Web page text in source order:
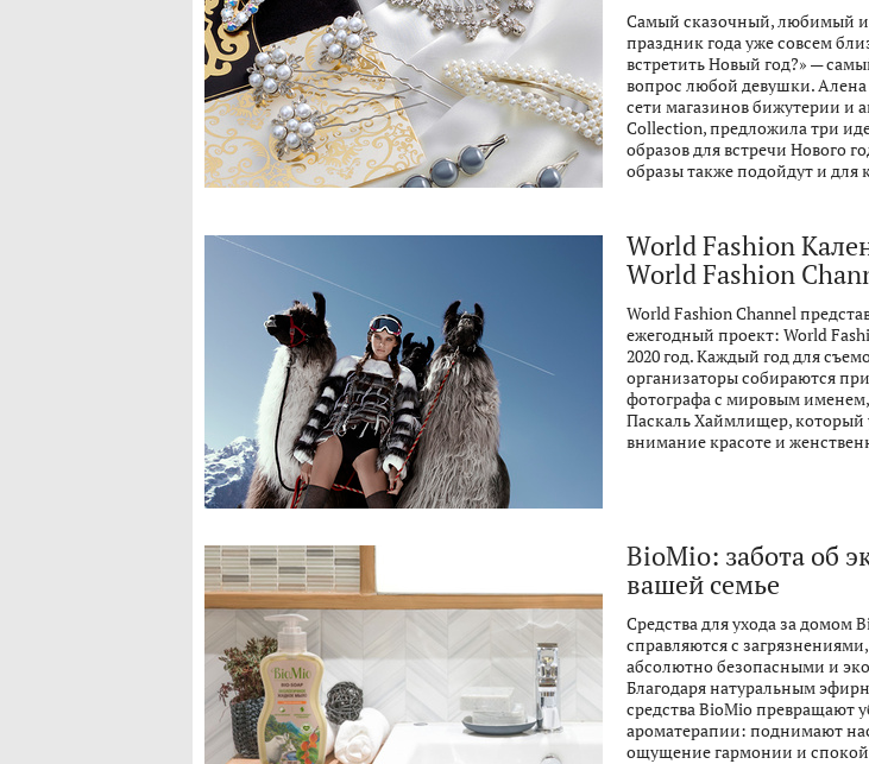
Cамый сказочный, любимый
праздник года уже совсем
встретить Новый год?» —
вопрос любой девушки. Алена
сети магазинов бижутерии и
Collection, предложила три
образов для встречи Нового
образы также подойдут и для
World Fashion
World Fashion
World Fashion Channel
ежегодный проект: World
2020 год. Каждый год для
организаторы собираются
фотографа с мировым именем,
Паскаль Хаймлищер, который
внимание красоте и
BioMio: забота об
вашей семье
Средства для ухода за домом
справляются с загрязнениями,
абсолютно безопасными и
Благодаря натуральным
средства BioMio превращают
ароматерапии: поднимают
ощущение гармонии и